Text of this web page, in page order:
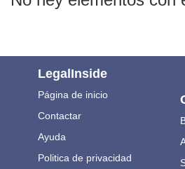
LegalInside
Página de inicio
Contactar
Ayuda
Politica de privacidad